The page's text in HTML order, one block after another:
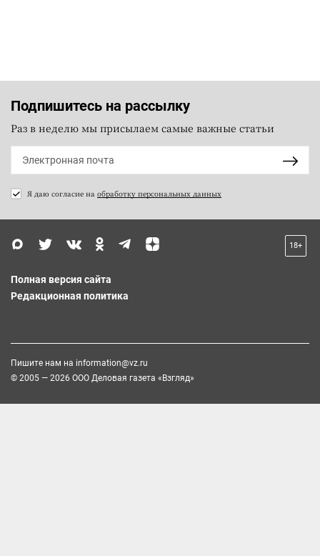
Подпишитесь на рассылку
Раз в неделю мы присылаем самые важные статьи
Я даю согласие на обработку персональных данных
18+
Полная версия сайта
Редакционная политика
Пишите нам на information@vz.ru
© 2005 — 2026 ООО Деловая газета «Взгляд»